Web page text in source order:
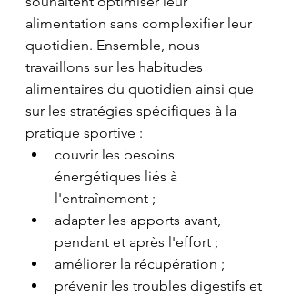
alimentation sans complexifier leur
quotidien. Ensemble, nous
travaillons sur les habitudes
alimentaires du quotidien ainsi que
sur les stratégies spécifiques à la
pratique sportive :
couvrir les besoins
énergétiques liés à
l'entraînement ;
adapter les apports avant,
pendant et après l'effort ;
améliorer la récupération ;
prévenir les troubles digestifs et